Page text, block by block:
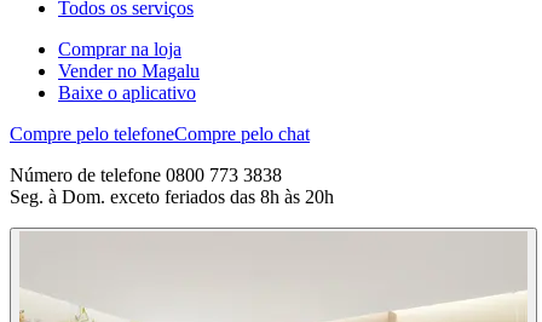
Todos os serviços
Comprar na loja
Vender no Magalu
Baixe o aplicativo
Compre pelo telefoneCompre pelo chat
Número de telefone 0800 773 3838
Seg. à Dom. exceto feriados das 8h às 20h